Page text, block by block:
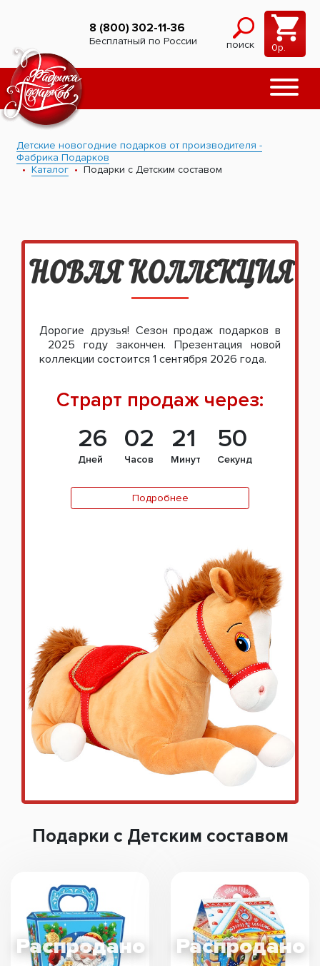
8 (800) 302-11-36
Бесплатный по России поиск 0р.
Детские новогодние подарков от производителя -
Фабрика Подарков
Каталог
Подарки с Детским составом
НОВАЯ КОЛЛЕКЦИЯ
Дорогие друзья! Сезон продаж подарков в
2025 году закончен. Презентация новой
коллекции состоится 1 сентября 2026 года.
Страрт продаж через:
26
Дней
02
Часов
21
Минут
49
Секунд
Подробнее
Подарки с Детским составом